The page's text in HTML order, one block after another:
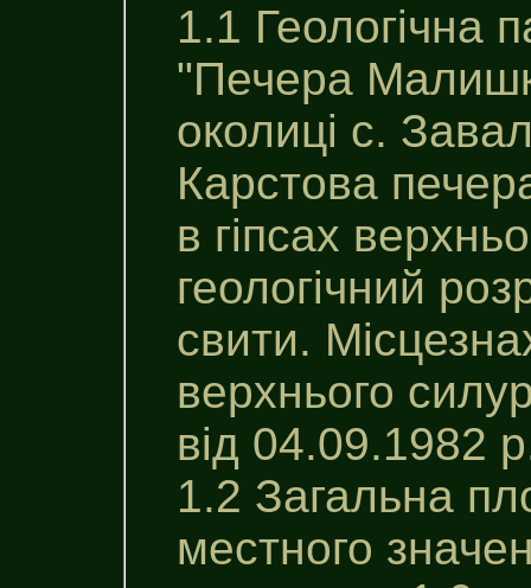
1.1 Геологічна
"Печера
околиці с.
Карстова
в гіпсах
геологічний
свити.
верхнього
від 04.09.1982
1.2 Загальна
местного